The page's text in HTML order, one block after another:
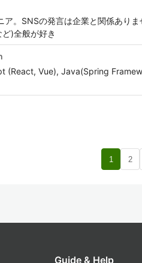
。SNSの発言は企業と関係あり
)全般が好き
(React, Vue), Java(Spring
1 2
Guide & Help